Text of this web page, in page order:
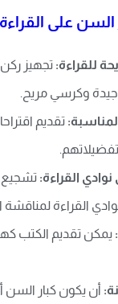
على
للقراءة: تجهيز ركن
جيدة وكرسي مريح.
تقديم
القراءة: تشجيع
القراءة لمناقشة
يمكن تقديم الكتب
أن يكون كبار